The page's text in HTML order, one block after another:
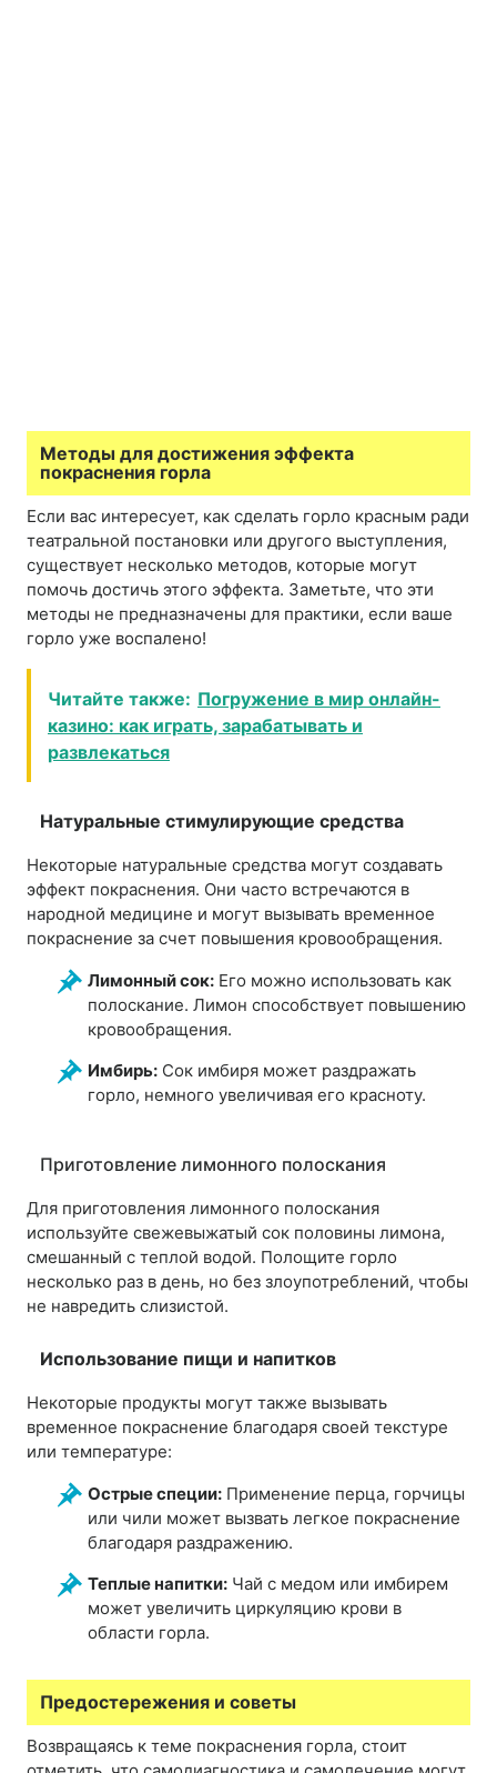
Методы для достижения эффекта
покраснения горла
Если вас интересует, как сделать горло красным ради
театральной постановки или другого выступления,
существует несколько методов, которые могут
помочь достичь этого эффекта. Заметьте, что эти
методы не предназначены для практики, если ваше
горло уже воспалено!
Читайте также: Погружение в мир онлайн-
казино: как играть, зарабатывать и
развлекаться
Натуральные стимулирующие средства
Некоторые натуральные средства могут создавать
эффект покраснения. Они часто встречаются в
народной медицине и могут вызывать временное
покраснение за счет повышения кровообращения.
Лимонный сок: Его можно использовать как
полоскание. Лимон способствует повышению
кровообращения.
Имбирь: Сок имбиря может раздражать
горло, немного увеличивая его красноту.
Приготовление лимонного полоскания
Для приготовления лимонного полоскания
используйте свежевыжатый сок половины лимона,
смешанный с теплой водой. Полощите горло
несколько раз в день, но без злоупотреблений, чтобы
не навредить слизистой.
Использование пищи и напитков
Некоторые продукты могут также вызывать
временное покраснение благодаря своей текстуре
или температуре:
Острые специи: Применение перца, горчицы
или чили может вызвать легкое покраснение
благодаря раздражению.
Теплые напитки: Чай с медом или имбирем
может увеличить циркуляцию крови в
области горла.
Предостережения и советы
Возвращаясь к теме покраснения горла, стоит